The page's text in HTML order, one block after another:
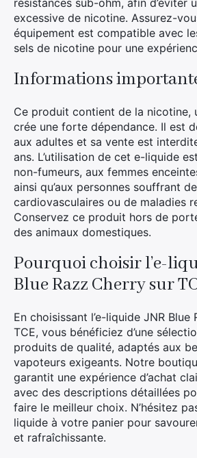
résistances sub-ohm, afin d’éviter
excessive de nicotine. Assurez-
équipement est compatible avec
sels de nicotine pour une
Informations
Ce produit contient de la nicotine,
crée une forte dépendance. Il est
aux adultes et sa vente est
ans. L’utilisation de cet e-liquide
non-fumeurs, aux femmes
ainsi qu’aux personnes souffrant
cardiovasculaires ou de maladies
Conservez ce produit hors de
des animaux domestiques.
Pourquoi choisir l’e-
Blue Razz Cherry sur
En choisissant l’e-liquide JNR Blue
TCE, vous bénéficiez d’une
produits de qualité, adaptés aux
vapoteurs exigeants. Notre
garantit une expérience d’achat
avec des descriptions détaillées
faire le meilleur choix. N’hésitez
liquide à votre panier pour
et rafraîchissante.